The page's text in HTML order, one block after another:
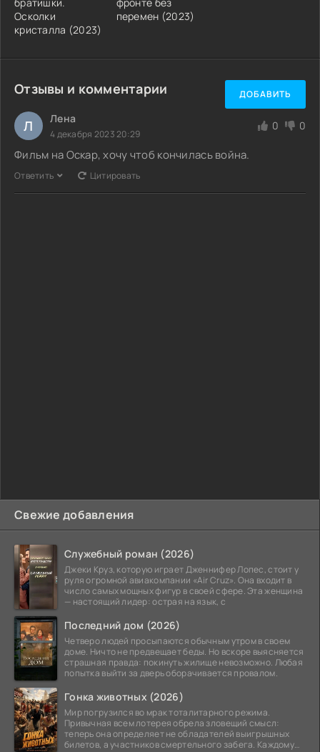
Свежие добавления
Служебный роман (2026)
Джеки Круз, которую играет Дженнифер Лопес, стоит у
руля огромной авиакомпании «Air Cruz». Она входит в
число самых мощных фигур в своей сфере. Эта женщина
— настоящий лидер: острая на язык, с
Последний дом (2026)
Четверо людей просыпаются обычным утром в своем
доме. Ничто не предвещает беды. Но вскоре выясняется
страшная правда: покинуть жилище невозможно. Любая
попытка выйти за дверь оборачивается провалом.
Гонка животных (2026)
Мир погрузился во мрак тоталитарного режима.
Привычная всем лотерея обрела зловещий смысл:
теперь она определяет не обладателей выигрышных
билетов, а участников смертельного забега. Каждому
Осколки
кристалла (2023)
перемен (2023)
Отзывы и комментарии ДОБАВИТЬ
Л Лена
4 декабря 2023 20:29
0 0
Фильм на Оскар, хочу чтоб кончилась война.
Ответить Цитировать